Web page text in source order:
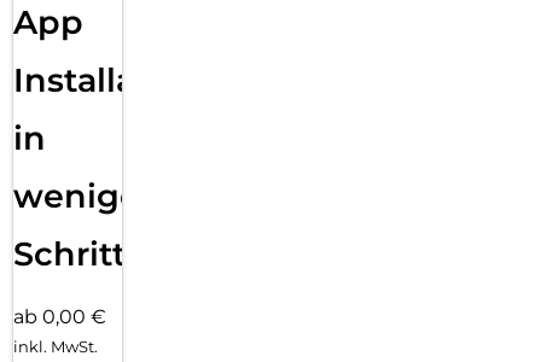
App
Installation
in
wenigen
Schritten
ab 0,00 €
inkl. MwSt.